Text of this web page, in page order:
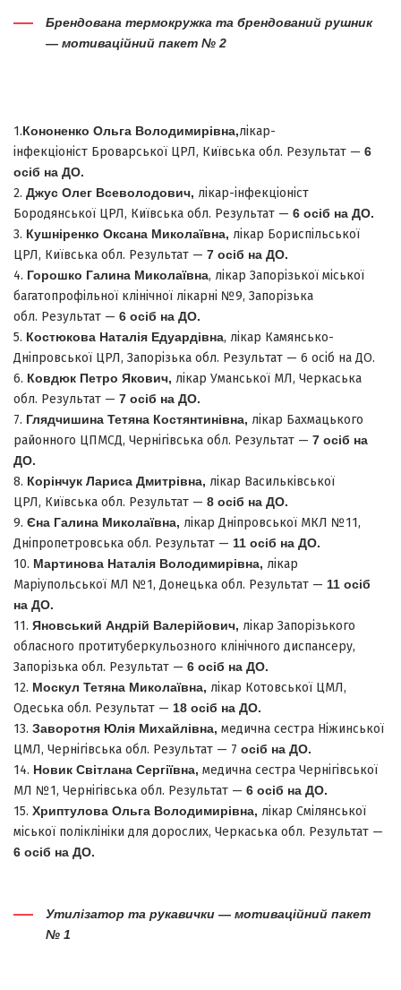
Брендована термокружка та брендований рушник
— мотиваційний пакет № 2
1.Кононенко Ольга Володимирівна,лікар-
інфекціоніст Броварської ЦРЛ, Київська обл. Результат — 6
осіб на ДО.
2. Джус Олег Всеволодович, лікар-інфекціоніст
Бородянської ЦРЛ, Київська обл. Результат — 6 осіб на ДО.
3. Кушніренко Оксана Миколаївна, лікар Бориспільської
ЦРЛ, Київська обл. Результат — 7 осіб на ДО.
4. Горошко Галина Миколаївна, лікар Запорізької міської
багатопрофільної клінічної лікарні №9, Запорізька
обл. Результат — 6 осіб на ДО.
5. Костюкова Наталія Едуардівна, лікар Камянсько-
Дніпровської ЦРЛ, Запорізька обл. Результат — 6 осіб на ДО.
6. Ковдюк Петро Якович, лікар Уманської МЛ, Черкаська
обл. Результат — 7 осіб на ДО.
7. Глядчишина Тетяна Костянтинівна, лікар Бахмацького
районного ЦПМСД, Чернігівська обл. Результат — 7 осіб на
ДО.
8. Корінчук Лариса Дмитрівна, лікар Васильківської
ЦРЛ, Київська обл. Результат — 8 осіб на ДО.
9. Єна Галина Миколаївна, лікар Дніпровської МКЛ №11,
Дніпропетровська обл. Результат — 11 осіб на ДО.
10. Мартинова Наталія Володимирівна, лікар
Маріупольської МЛ №1, Донецька обл. Результат — 11 осіб
на ДО.
11. Яновський Андрій Валерійович, лікар Запорізького
обласного протитуберкульозного клінічного диспансеру,
Запорізька обл. Результат — 6 осіб на ДО.
12. Москул Тетяна Миколаївна, лікар Котовської ЦМЛ,
Одеська обл. Результат — 18 осіб на ДО.
13. Заворотня Юлія Михайлівна, медична сестра Ніжинської
ЦМЛ, Чернігівська обл. Результат — 7 осіб на ДО.
14. Новик Світлана Сергіївна, медична сестра Чернігівської
МЛ №1, Чернігівська обл. Результат — 6 осіб на ДО.
15. Хриптулова Ольга Володимирівна, лікар Смілянської
міської поліклініки для дорослих, Черкаська обл. Результат —
6 осіб на ДО.
Утилізатор та рукавички — мотиваційний пакет
№ 1